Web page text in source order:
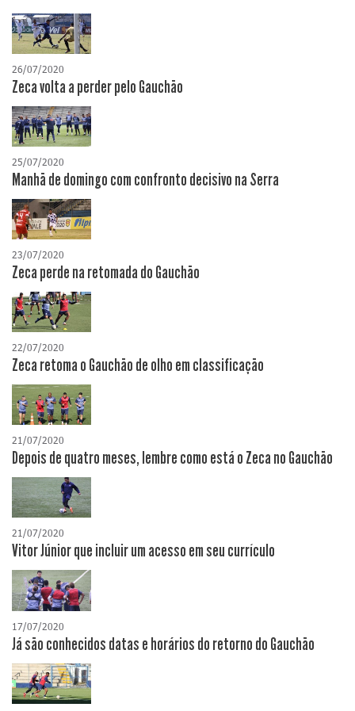
26/07/2020
Zeca volta a perder pelo Gauchão
25/07/2020
Manhã de domingo com confronto decisivo na Serra
23/07/2020
Zeca perde na retomada do Gauchão
22/07/2020
Zeca retoma o Gauchão de olho em classificação
21/07/2020
Depois de quatro meses, lembre como está o Zeca no Gauchão
21/07/2020
Vitor Júnior que incluir um acesso em seu currículo
17/07/2020
Já são conhecidos datas e horários do retorno do Gauchão